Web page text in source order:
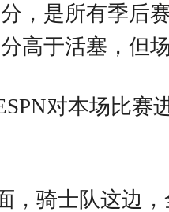
，是所有季后
高于活塞，但
对本场比赛
，骑士队这边